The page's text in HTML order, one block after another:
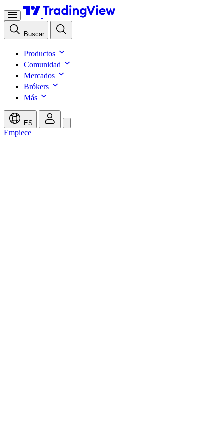
Buscar
Productos
Comunidad
Mercados
Brókers
Más
ES
Empiece